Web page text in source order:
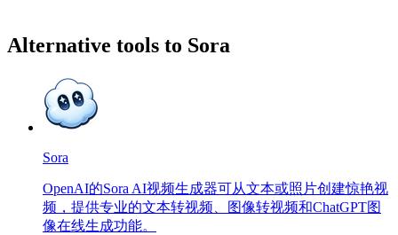
Alternative tools to Sora
Sora
OpenAI的Sora AI视频生成器可从文本或照片创建惊艳视
频，提供专业的文本转视频、图像转视频和ChatGPT图
像在线生成功能。